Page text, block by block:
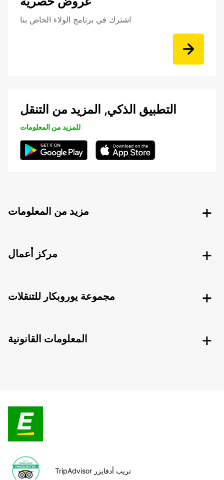
اشترك في برنامج الولاء الخاص بنا
التطبيق الذكي, المزيد من التنقل
للمزيد من المعلومات
مزيد من المعلومات
مركز أعمال
مجموعة يوروبكار للتنقلات
المعلومات القانونية
TripAdvisor تريب أدفايزر